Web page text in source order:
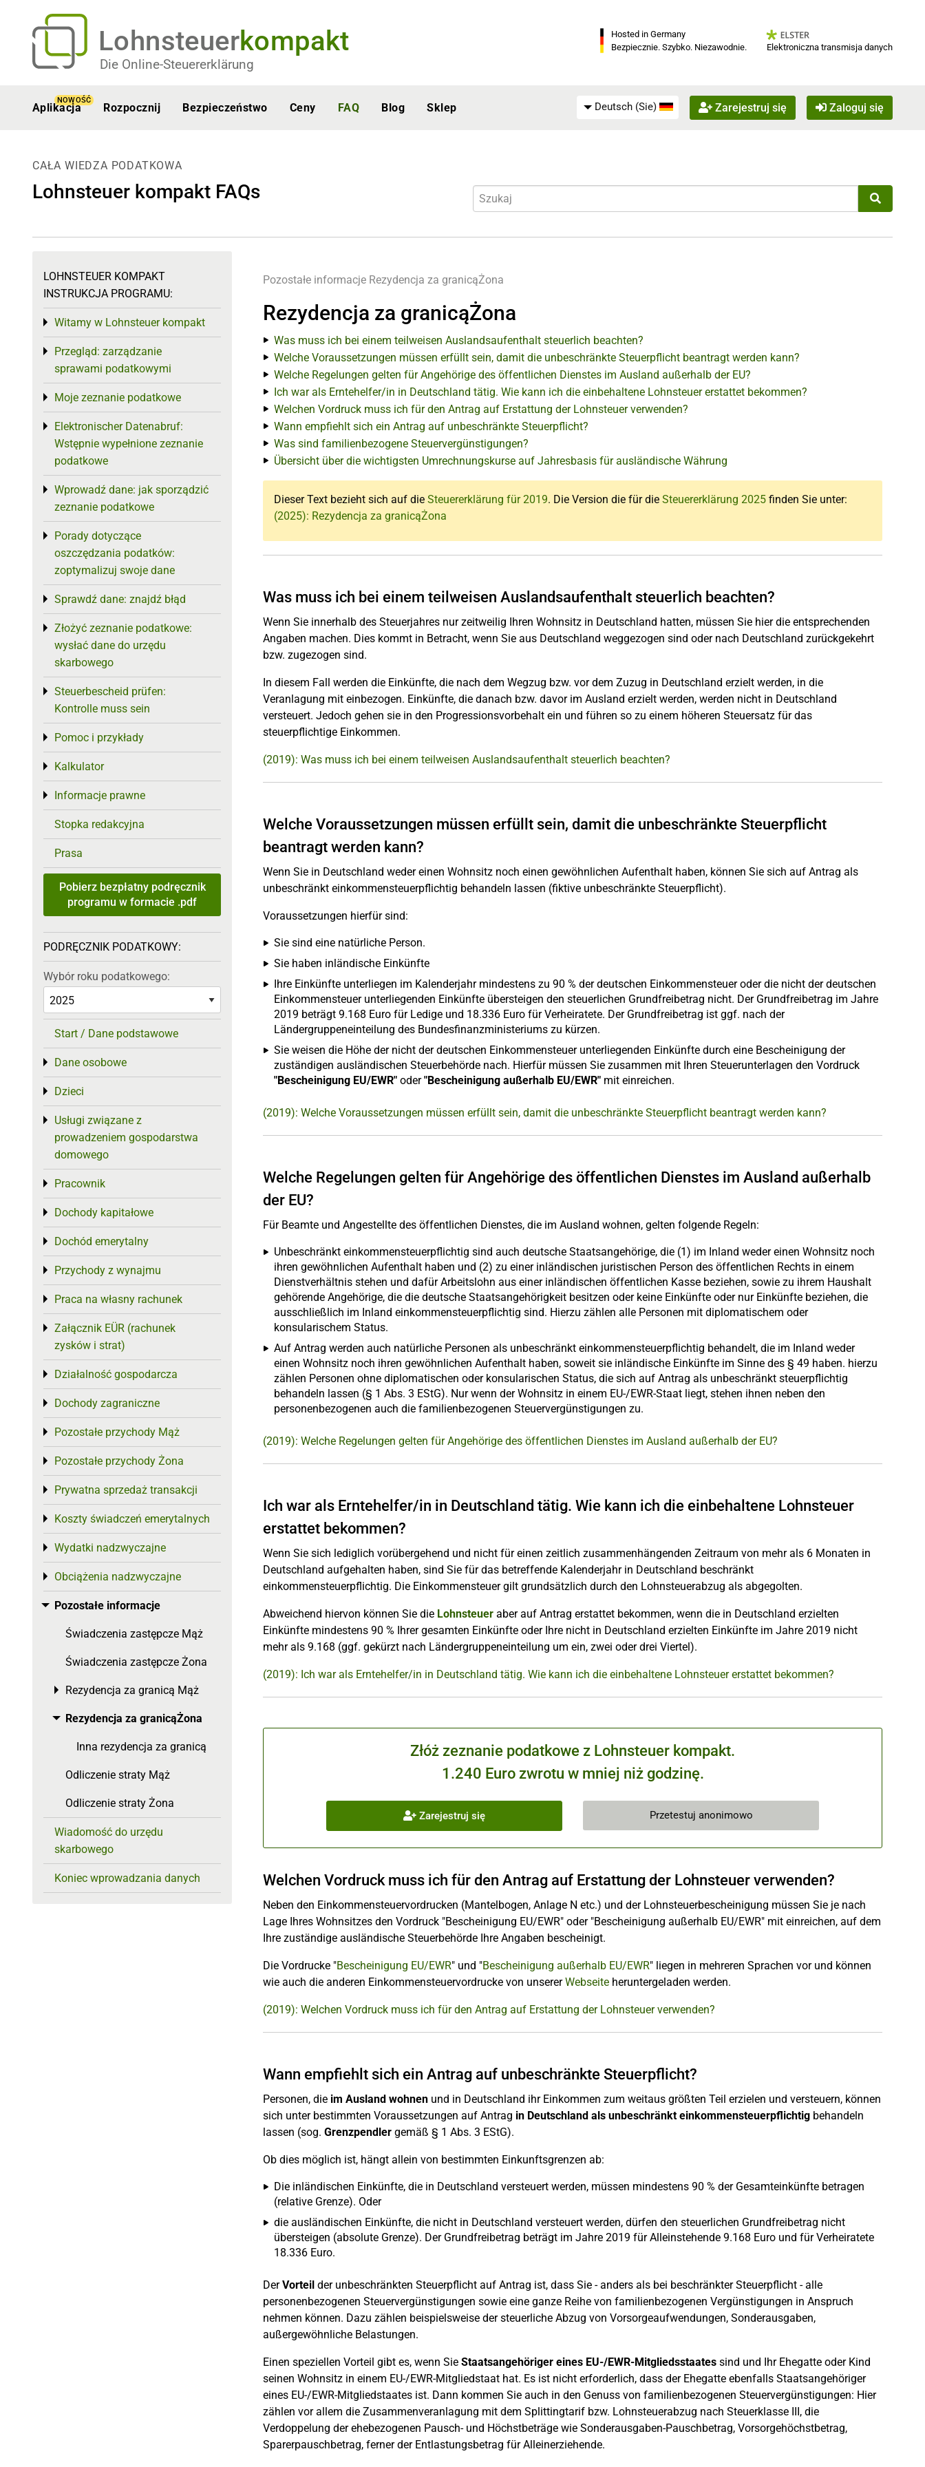
Lohnsteuerkompakt
Die Online-Steuererklärung
Hosted in Germany
Bezpiecznie. Szybko. Niezawodnie.
Elektroniczna transmisja danych
Aplikacja
NOWOŚĆ
Rozpocznij Bezpieczeństwo Ceny FAQ Blog Sklep Deutsch (Sie) Zarejestruj się Zaloguj się
CAŁA WIEDZA PODATKOWA
Lohnsteuer kompakt FAQs
Pozostałe informacje Rezydencja za granicąŻona
Rezydencja za granicąŻona
Was muss ich bei einem teilweisen Auslandsaufenthalt steuerlich beachten?
Welche Voraussetzungen müssen erfüllt sein, damit die unbeschränkte Steuerpflicht beantragt werden kann?
Welche Regelungen gelten für Angehörige des öffentlichen Dienstes im Ausland außerhalb der EU?
Ich war als Erntehelfer/in in Deutschland tätig. Wie kann ich die einbehaltene Lohnsteuer erstattet bekommen?
Welchen Vordruck muss ich für den Antrag auf Erstattung der Lohnsteuer verwenden?
Wann empfiehlt sich ein Antrag auf unbeschränkte Steuerpflicht?
Was sind familienbezogene Steuervergünstigungen?
Übersicht über die wichtigsten Umrechnungskurse auf Jahresbasis für ausländische Währung
Dieser Text bezieht sich auf die Steuererklärung für 2019. Die Version die für die Steuererklärung 2025 finden Sie unter:
(2025): Rezydencja za granicąŻona
Was muss ich bei einem teilweisen Auslandsaufenthalt steuerlich beachten?
Wenn Sie innerhalb des Steuerjahres nur zeitweilig Ihren Wohnsitz in Deutschland hatten, müssen Sie hier die entsprechenden
Angaben machen. Dies kommt in Betracht, wenn Sie aus Deutschland weggezogen sind oder nach Deutschland zurückgekehrt
bzw. zugezogen sind.
In diesem Fall werden die Einkünfte, die nach dem Wegzug bzw. vor dem Zuzug in Deutschland erzielt werden, in die
Veranlagung mit einbezogen. Einkünfte, die danach bzw. davor im Ausland erzielt werden, werden nicht in Deutschland
versteuert. Jedoch gehen sie in den Progressionsvorbehalt ein und führen so zu einem höheren Steuersatz für das
steuerpflichtige Einkommen.
(2019): Was muss ich bei einem teilweisen Auslandsaufenthalt steuerlich beachten?
Welche Voraussetzungen müssen erfüllt sein, damit die unbeschränkte Steuerpflicht
beantragt werden kann?
Wenn Sie in Deutschland weder einen Wohnsitz noch einen gewöhnlichen Aufenthalt haben, können Sie sich auf Antrag als
unbeschränkt einkommensteuerpflichtig behandeln lassen (fiktive unbeschränkte Steuerpflicht).
Voraussetzungen hierfür sind:
Sie sind eine natürliche Person.
Sie haben inländische Einkünfte
Ihre Einkünfte unterliegen im Kalenderjahr mindestens zu 90 % der deutschen Einkommensteuer oder die nicht der deutschen
Einkommensteuer unterliegenden Einkünfte übersteigen den steuerlichen Grundfreibetrag nicht. Der Grundfreibetrag im Jahre
2019 beträgt 9.168 Euro für Ledige und 18.336 Euro für Verheiratete. Der Grundfreibetrag ist ggf. nach der
Ländergruppeneinteilung des Bundesfinanzministeriums zu kürzen.
Sie weisen die Höhe der nicht der deutschen Einkommensteuer unterliegenden Einkünfte durch eine Bescheinigung der
zuständigen ausländischen Steuerbehörde nach. Hierfür müssen Sie zusammen mit Ihren Steuerunterlagen den Vordruck
"Bescheinigung EU/EWR" oder"Bescheinigung außerhalb EU/EWR" mit einreichen.
(2019): Welche Voraussetzungen müssen erfüllt sein, damit die unbeschränkte Steuerpflicht beantragt werden kann?
Welche Regelungen gelten für Angehörige des öffentlichen Dienstes im Ausland außerhalb
der EU?
Für Beamte und Angestellte des öffentlichen Dienstes, die im Ausland wohnen, gelten folgende Regeln:
Unbeschränkt einkommensteuerpflichtig sind auch deutsche Staatsangehörige, die (1) im Inland weder einen Wohnsitz noch
ihren gewöhnlichen Aufenthalt haben und (2) zu einer inländischen juristischen Person des öffentlichen Rechts in einem
Dienstverhältnis stehen und dafür Arbeitslohn aus einer inländischen öffentlichen Kasse beziehen, sowie zu ihrem Haushalt
gehörende Angehörige, die die deutsche Staatsangehörigkeit besitzen oder keine Einkünfte oder nur Einkünfte beziehen, die
ausschließlich im Inland einkommensteuerpflichtig sind. Hierzu zählen alle Personen mit diplomatischem oder
konsularischem Status.
Auf Antrag werden auch natürliche Personen als unbeschränkt einkommensteuerpflichtig behandelt, die im Inland weder
einen Wohnsitz noch ihren gewöhnlichen Aufenthalt haben, soweit sie inländische Einkünfte im Sinne des § 49 haben. hierzu
zählen Personen ohne diplomatischen oder konsularischen Status, die sich auf Antrag als unbeschränkt steuerpflichtig
behandeln lassen (§ 1 Abs. 3 EStG). Nur wenn der Wohnsitz in einem EU-/EWR-Staat liegt, stehen ihnen neben den
personenbezogenen auch die familienbezogenen Steuervergünstigungen zu.
(2019): Welche Regelungen gelten für Angehörige des öffentlichen Dienstes im Ausland außerhalb der EU?
Ich war als Erntehelfer/in in Deutschland tätig. Wie kann ich die einbehaltene Lohnsteuer
erstattet bekommen?
Wenn Sie sich lediglich vorübergehend und nicht für einen zeitlich zusammenhängenden Zeitraum von mehr als 6 Monaten in
Deutschland aufgehalten haben, sind Sie für das betreffende Kalenderjahr in Deutschland beschränkt
einkommensteuerpflichtig. Die Einkommensteuer gilt grundsätzlich durch den Lohnsteuerabzug als abgegolten.
Abweichend hiervon können Sie die Lohnsteuer aber auf Antrag erstattet bekommen, wenn die in Deutschland erzielten
Einkünfte mindestens 90 % Ihrer gesamten Einkünfte oder Ihre nicht in Deutschland erzielten Einkünfte im Jahre 2019 nicht
mehr als 9.168 (ggf. gekürzt nach Ländergruppeneinteilung um ein, zwei oder drei Viertel).
(2019): Ich war als Erntehelfer/in in Deutschland tätig. Wie kann ich die einbehaltene Lohnsteuer erstattet bekommen?
Złóż zeznanie podatkowe z Lohnsteuer kompakt.
1.240 Euro zwrotu w mniej niż godzinę.
Zarejestruj się Przetestuj anonimowo
Welchen Vordruck muss ich für den Antrag auf Erstattung der Lohnsteuer verwenden?
Neben den Einkommensteuervordrucken (Mantelbogen, Anlage N etc.) und der Lohnsteuerbescheinigung müssen Sie je nach
Lage Ihres Wohnsitzes den Vordruck "Bescheinigung EU/EWR" oder "Bescheinigung außerhalb EU/EWR" mit einreichen, auf dem
Ihre zuständige ausländische Steuerbehörde Ihre Angaben bescheinigt.
Die Vordrucke "Bescheinigung EU/EWR" und "Bescheinigung außerhalb EU/EWR" liegen in mehreren Sprachen vor und können
wie auch die anderen Einkommensteuervordrucke von unsererWebseite heruntergeladen werden.
(2019): Welchen Vordruck muss ich für den Antrag auf Erstattung der Lohnsteuer verwenden?
Wann empfiehlt sich ein Antrag auf unbeschränkte Steuerpflicht?
Personen, die im Ausland wohnen und in Deutschland ihr Einkommen zum weitaus größten Teil erzielen und versteuern, können
sich unter bestimmten Voraussetzungen auf Antrag in Deutschland als unbeschränkt einkommensteuerpflichtig behandeln
lassen (sog. Grenzpendler gemäß § 1 Abs. 3 EStG).
Ob dies möglich ist, hängt allein von bestimmten Einkunftsgrenzen ab:
Die inländischen Einkünfte, die in Deutschland versteuert werden, müssen mindestens 90 % der Gesamteinkünfte betragen
(relative Grenze). Oder
die ausländischen Einkünfte, die nicht in Deutschland versteuert werden, dürfen den steuerlichen Grundfreibetrag nicht
übersteigen (absolute Grenze). Der Grundfreibetrag beträgt im Jahre 2019 für Alleinstehende 9.168 Euro und für Verheiratete
18.336 Euro.
DerVorteil der unbeschränkten Steuerpflicht auf Antrag ist, dass Sie - anders als bei beschränkter Steuerpflicht - alle
personenbezogenen Steuervergünstigungen sowie eine ganze Reihe von familienbezogenen Vergünstigungen in Anspruch
nehmen können. Dazu zählen beispielsweise der steuerliche Abzug von Vorsorgeaufwendungen, Sonderausgaben,
außergewöhnliche Belastungen.
Einen speziellen Vorteil gibt es, wenn Sie Staatsangehöriger eines EU-/EWR-Mitgliedsstaates sind und Ihr Ehegatte oder Kind
seinen Wohnsitz in einem EU-/EWR-Mitgliedstaat hat. Es ist nicht erforderlich, dass der Ehegatte ebenfalls Staatsangehöriger
eines EU-/EWR-Mitgliedstaates ist. Dann kommen Sie auch in den Genuss von familienbezogenen Steuervergünstigungen: Hier
zählen vor allem die Zusammenveranlagung mit dem Splittingtarif bzw. Lohnsteuerabzug nach Steuerklasse III, die
Verdoppelung der ehebezogenen Pausch- und Höchstbeträge wie Sonderausgaben-Pauschbetrag, Vorsorgehöchstbetrag,
Sparerpauschbetrag, ferner der Entlastungsbetrag für Alleinerziehende.
LOHNSTEUER KOMPAKT
INSTRUKCJA PROGRAMU:
Witamy w Lohnsteuer kompakt
Toggle menu
Przegląd: zarządzanie
sprawami podatkowymi
Toggle menu
Moje zeznanie podatkowe
Toggle menu
Elektronischer Datenabruf:
Wstępnie wypełnione zeznanie
podatkowe
Toggle menu
Wprowadź dane: jak sporządzić
zeznanie podatkowe
Toggle menu
Porady dotyczące
oszczędzania podatków:
zoptymalizuj swoje dane
Toggle menu
Sprawdź dane: znajdź błąd
Toggle menu
Złożyć zeznanie podatkowe:
wysłać dane do urzędu
skarbowego
Toggle menu
Steuerbescheid prüfen:
Kontrolle muss sein
Toggle menu
Pomoc i przykłady
Toggle menu
Kalkulator
Toggle menu
Informacje prawne
Toggle menu
Stopka redakcyjna
Prasa
Pobierz bezpłatny podręcznik
programu w formacie .pdf
PODRĘCZNIK PODATKOWY:
Wybór roku podatkowego:
Start / Dane podstawowe
Dane osobowe
Toggle menu
Dzieci
Toggle menu
Usługi związane z
prowadzeniem gospodarstwa
domowego
Toggle menu
Pracownik
Toggle menu
Dochody kapitałowe
Toggle menu
Dochód emerytalny
Toggle menu
Przychody z wynajmu
Toggle menu
Praca na własny rachunek
Toggle menu
Załącznik EÜR (rachunek
zysków i strat)
Toggle menu
Działalność gospodarcza
Toggle menu
Dochody zagraniczne
Toggle menu
Pozostałe przychody Mąż
Toggle menu
Pozostałe przychody Żona
Toggle menu
Prywatna sprzedaż transakcji
Toggle menu
Koszty świadczeń emerytalnych
Toggle menu
Wydatki nadzwyczajne
Toggle menu
Obciążenia nadzwyczajne
Toggle menu
Pozostałe informacje
Toggle menu
Świadczenia zastępcze Mąż
Świadczenia zastępcze Żona
Rezydencja za granicą Mąż
Toggle menu
Rezydencja za granicąŻona
Toggle menu
Inna rezydencja za granicą
Odliczenie straty Mąż
Odliczenie straty Żona
Wiadomość do urzędu
skarbowego
Koniec wprowadzania danych